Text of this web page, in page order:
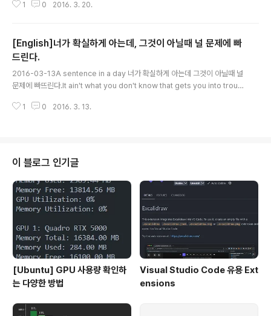
1 0 2016. 3. 20.
[English]너가 확실하게 아는데, 그것이 아닐때 널 문제에 빠
드린다.
2016-03-13A sentence in a day 너가 확실하게 아는데 그것이 아닐때 널
문제에 빠뜨린다.It ain't what you don't know that gets you into troubl
1 0 2016. 3. 13.
이 블로그 인기글
[Ubuntu] GPU 사용량 확인하
는 다양한 방법
Visual Studio Code 유용 Ext
ensions